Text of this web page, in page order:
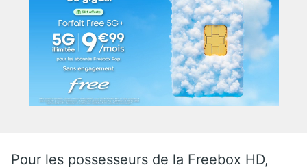
Pour les possesseurs de la Freebox HD,